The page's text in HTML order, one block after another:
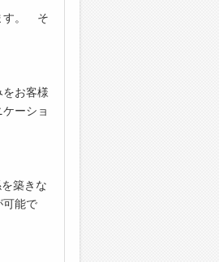
す。 そ
お客様
ーショ
築きな
可能で